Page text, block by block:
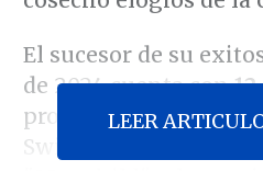
El sucesor de su
de 2024 cuenta con
producidas porJack
Swift, Lana del Rey),
LEER